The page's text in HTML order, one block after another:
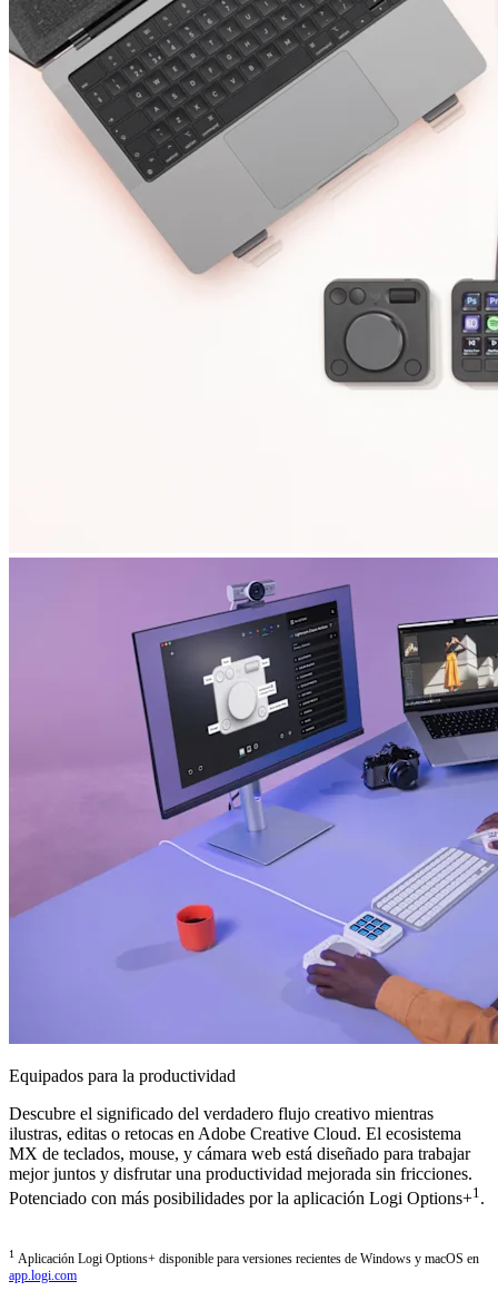
Equipados para la productividad
Descubre el significado del verdadero flujo creativo mientras
ilustras, editas o retocas en Adobe Creative Cloud. El ecosistema
MX de teclados, mouse, y cámara web está diseñado para trabajar
mejor juntos y disfrutar una productividad mejorada sin fricciones.
Potenciado con más posibilidades por la aplicación Logi Options+1.
1 Aplicación Logi Options+ disponible para versiones recientes de Windows y macOS en
app.logi.com